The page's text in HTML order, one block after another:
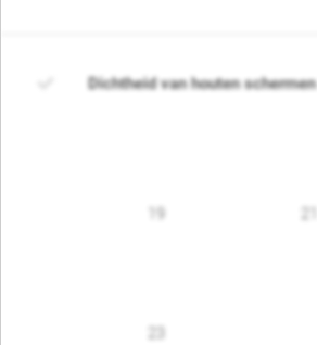
Dichtheid van houten schermen
19